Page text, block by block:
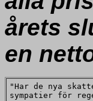
årets
en
"Har de nya
sympatier för